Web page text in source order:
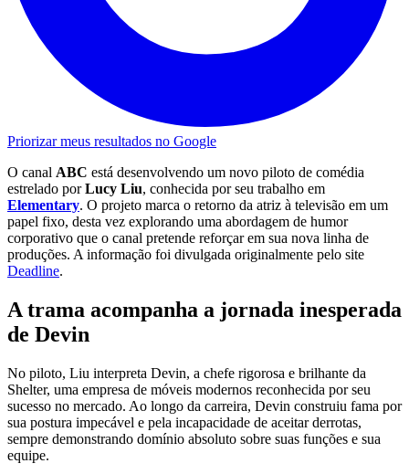
Priorizar meus resultados no Google
O canal ABC está desenvolvendo um novo piloto de comédia
estrelado porLucy Liu, conhecida por seu trabalho em
Elementary. O projeto marca o retorno da atriz à televisão em um
papel fixo, desta vez explorando uma abordagem de humor
corporativo que o canal pretende reforçar em sua nova linha de
produções. A informação foi divulgada originalmente pelo site
Deadline.
A trama acompanha a jornada inesperada
de Devin
No piloto, Liu interpreta Devin, a chefe rigorosa e brilhante da
Shelter, uma empresa de móveis modernos reconhecida por seu
sucesso no mercado. Ao longo da carreira, Devin construiu fama por
sua postura impecável e pela incapacidade de aceitar derrotas,
sempre demonstrando domínio absoluto sobre suas funções e sua
equipe.